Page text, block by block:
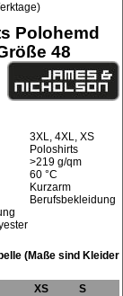
Polohemd
48
3XL, 4XL, XS
Poloshirts
>219 g/qm
60 °C
Kurzarm
Berufsbekleidung
(Maße sind
XS
S